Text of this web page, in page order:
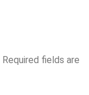
Required fields are